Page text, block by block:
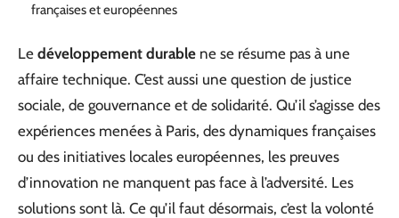
françaises et européennes
Le développement durable ne se résume pas à une
affaire technique. C’est aussi une question de justice
sociale, de gouvernance et de solidarité. Qu’il s’agisse des
expériences menées à Paris, des dynamiques françaises
ou des initiatives locales européennes, les preuves
d’innovation ne manquent pas face à l’adversité. Les
solutions sont là. Ce qu’il faut désormais, c’est la volonté